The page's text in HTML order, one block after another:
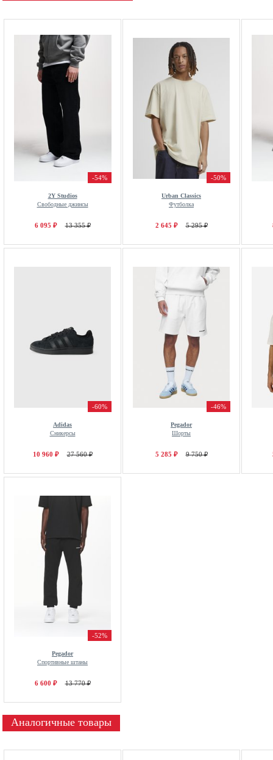
-54%
2Y Studios
Свободные джинсы
6 095 ₽ 13 355 ₽
-50%
Urban Classics
Футболка
2 645 ₽ 5 295 ₽
-60%
Adidas
Сникерсы
10 960 ₽ 27 560 ₽
-46%
Pegador
Шорты
5 285 ₽ 9 750 ₽
-52%
Pegador
Спортивные штаны
6 600 ₽ 13 770 ₽
Аналогичные товары